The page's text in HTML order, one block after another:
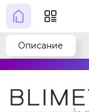
Описание